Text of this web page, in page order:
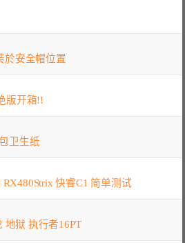
於安全帽位置
版开箱!!
卫生纸
快睿C1 简单测试
地狱 执行者16PT